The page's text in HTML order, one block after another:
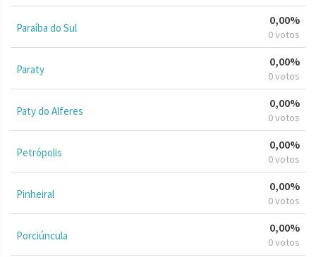
Paraíba do Sul
0,00%
0 votos
Paraty
0,00%
0 votos
Paty do Alferes
0,00%
0 votos
Petrópolis
0,00%
0 votos
Pinheiral
0,00%
0 votos
Porciúncula
0,00%
0 votos